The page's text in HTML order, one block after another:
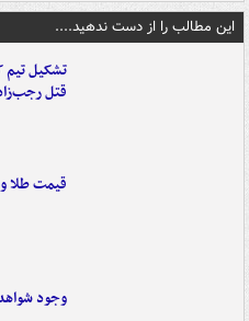
این مطالب را از دست ندهید....
تشکیل تیم
قتل
قیمت طلا و سکه
وجود